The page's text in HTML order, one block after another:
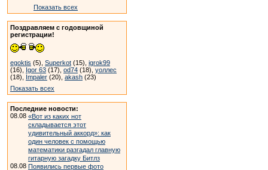
Показать всех
Поздравляем с годовщиной
регистрации!
egoktis (5), Superkot (15), igrok99
(16), Igor 63 (17), od74 (18), уоллес
(18), Impaler (20), akash (23)
Показать всех
Последние новости:
08.08 «Вот из каких нот
складывается этот
удивительный аккорд»: как
один человек с помощью
математики разгадал главную
гитарную загадку Битлз
08.08 Появились первые фото